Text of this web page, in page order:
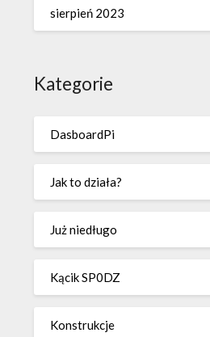
sierpień 2023
Kategorie
DasboardPi
Jak to działa?
Już niedługo
Kącik SP0DZ
Konstrukcje